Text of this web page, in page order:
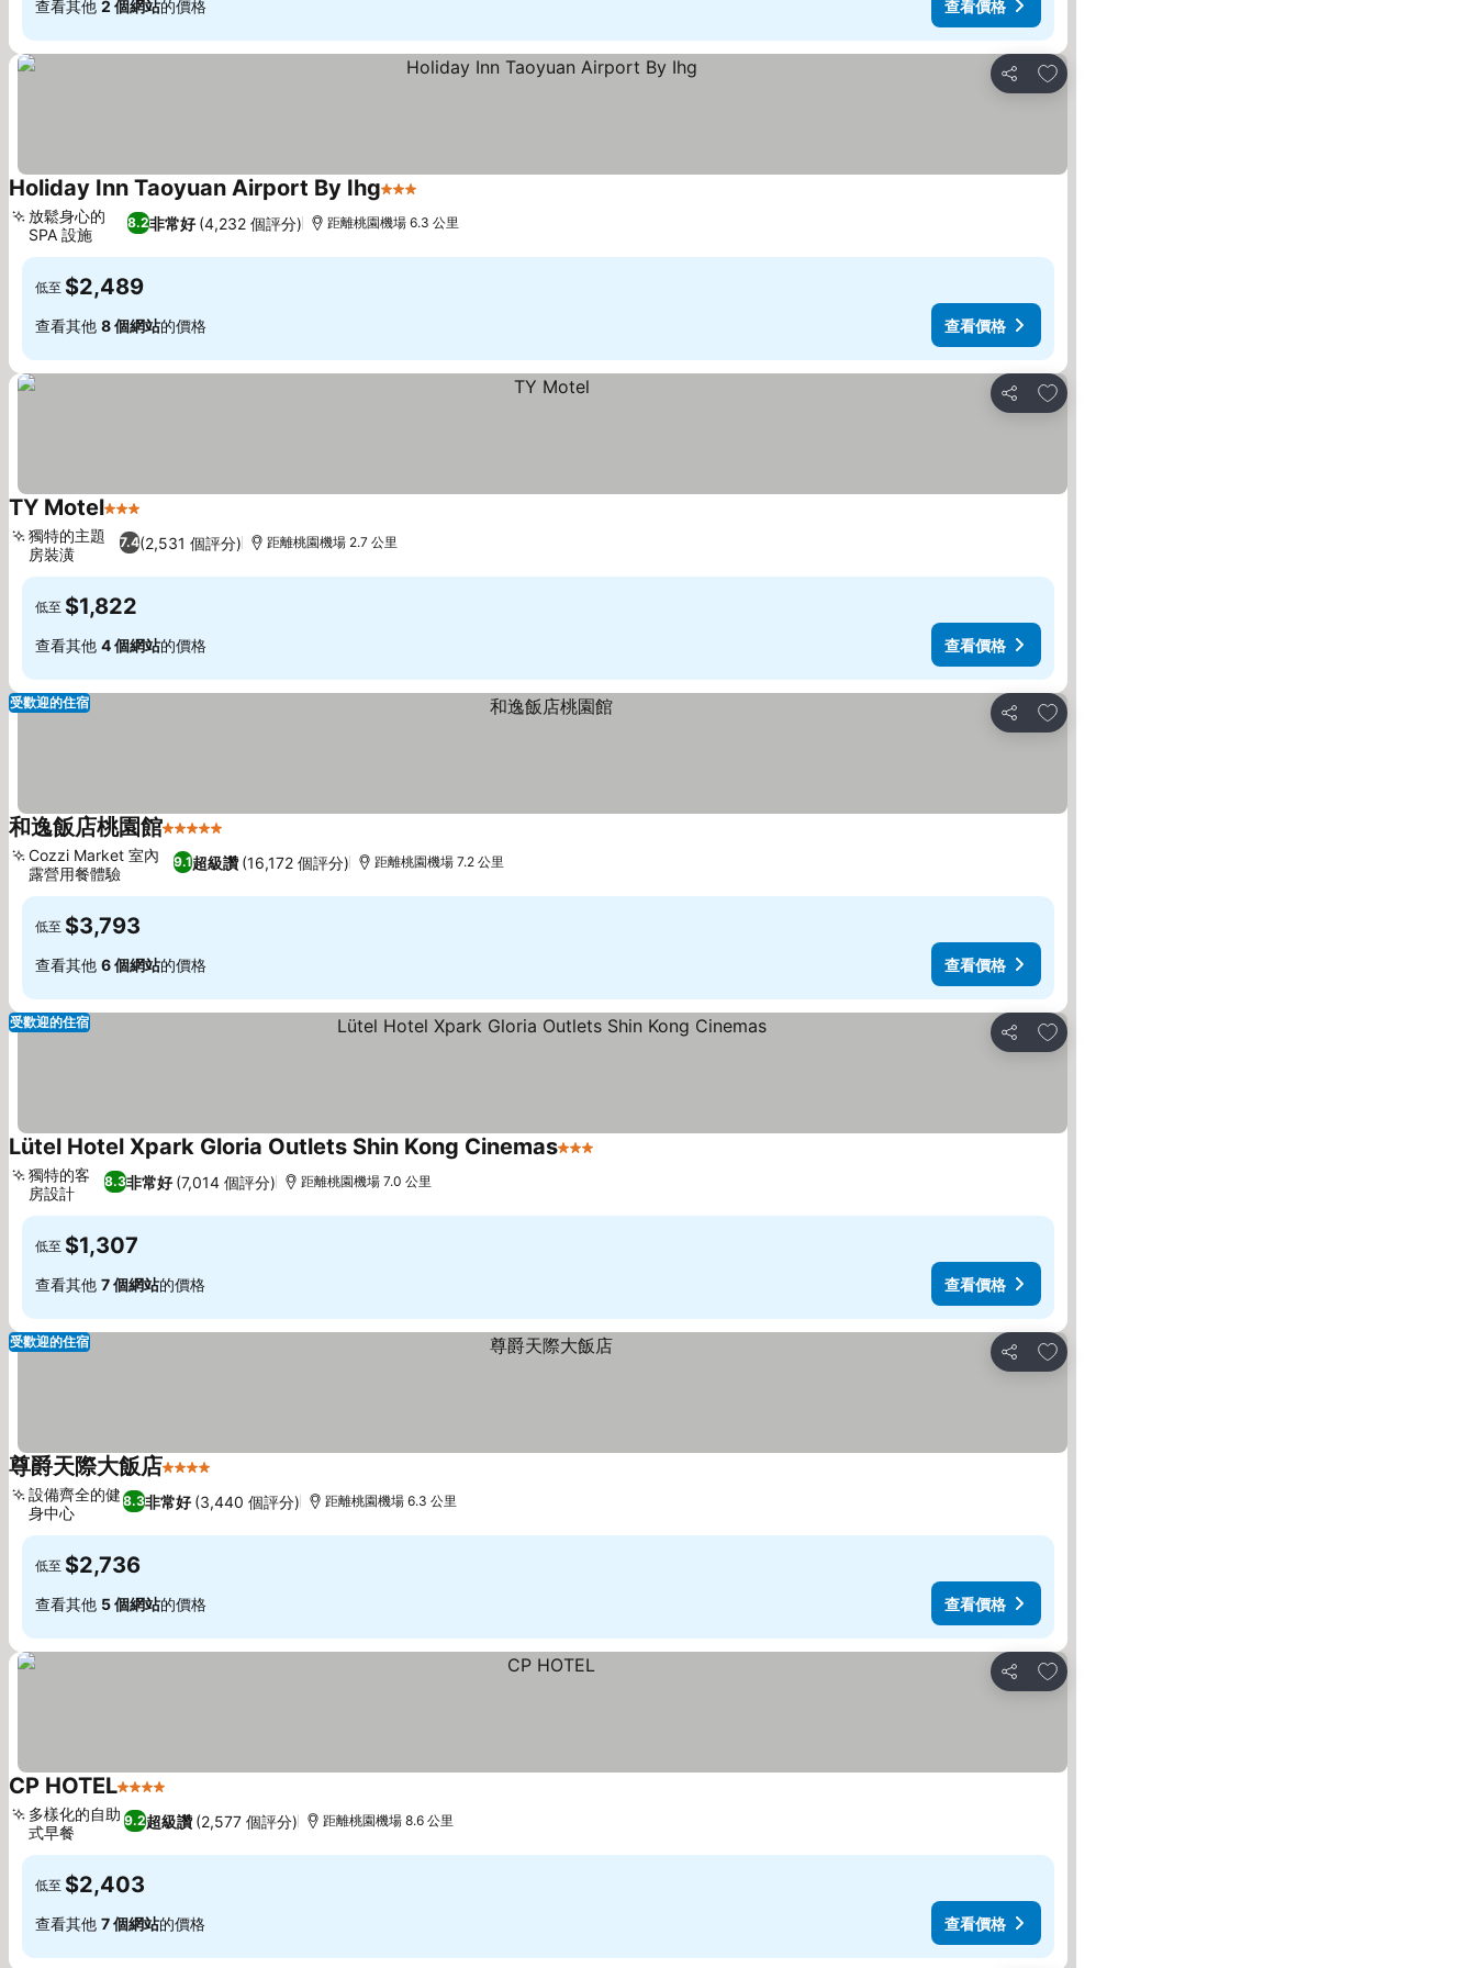
查看其他 2 個網站的價格 查看價格
分享
加入我的最愛
Holiday Inn Taoyuan Airport By Ihg3 星級
8.2非常好 (4,232 個評分)
放鬆身心的
SPA 設施
距離桃園機場 6.3 公里
低至 $2,489
查看其他 8 個網站的價格 查看價格
分享
加入我的最愛
TY Motel3 星級
7.4(2,531 個評分)
獨特的主題
房裝潢
距離桃園機場 2.7 公里
低至 $1,822
查看其他 4 個網站的價格 查看價格
分享
加入我的最愛
受歡迎的住宿
和逸飯店桃園館5 星級
9.1超級讚 (16,172 個評分)
Cozzi Market 室內
露營用餐體驗
距離桃園機場 7.2 公里
低至 $3,793
查看其他 6 個網站的價格 查看價格
分享
加入我的最愛
受歡迎的住宿
Lütel Hotel Xpark Gloria Outlets Shin Kong Cinemas3 星級
8.3非常好 (7,014 個評分)
獨特的客
房設計
距離桃園機場 7.0 公里
低至 $1,307
查看其他 7 個網站的價格 查看價格
分享
加入我的最愛
受歡迎的住宿
尊爵天際大飯店4 星級
8.3非常好 (3,440 個評分)
設備齊全的健
身中心
距離桃園機場 6.3 公里
低至 $2,736
查看其他 5 個網站的價格 查看價格
分享
加入我的最愛
CP HOTEL4 星級
9.2超級讚 (2,577 個評分)
多樣化的自助
式早餐
距離桃園機場 8.6 公里
低至 $2,403
查看其他 7 個網站的價格 查看價格